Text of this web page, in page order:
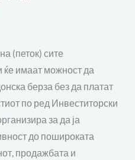
(петок) сите
ќе имаат можност да
берза без да платат
по ред Инвеститорски
за да ја
до пошироката
продажбата и